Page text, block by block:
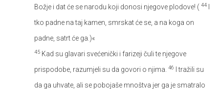
Božje i dat će se narodu koji donosi njegove plodove! ( 44
tko padne na taj kamen, smrskat će se, a na koga on
padne, satrt će ga.)«
45 Kad su glavari svećenički i farizeji čuli te njegove
prispodobe, razumjeli su da govori o njima. 46
I tražili su
da ga uhvate, ali se pobojaše mnoštva jer ga je smatralo